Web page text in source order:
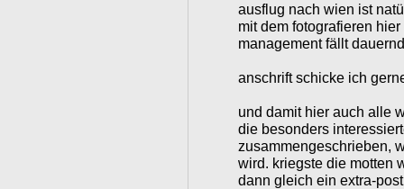
ausflug nach wien ist
mit dem fotografieren
management fällt
anschrift schicke ich
und damit hier auch alle
die besonders
zusammengeschrieben,
wird. kriegste die motten
dann gleich ein extra-